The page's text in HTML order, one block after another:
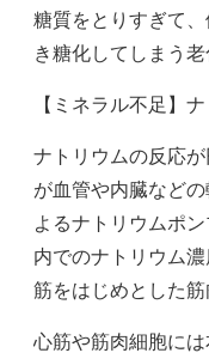
糖質をとりすぎて
き糖化してしまう老
【ミネラル不足】
ナトリウムの反応
が血管や内臓などの
よるナトリウムポン
内でのナトリウム
筋をはじめとした筋
心筋や筋肉細胞に